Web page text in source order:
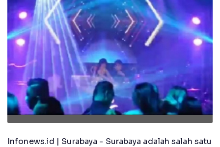
Infonews.id | Surabaya - Surabaya adalah salah satu